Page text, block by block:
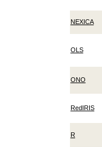
NEXICA
OLS
ONO
RedIRIS
R